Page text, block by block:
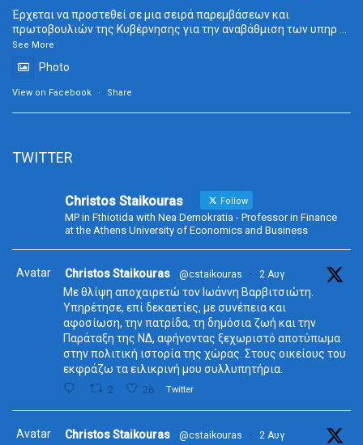
Έρχεται να προστεθεί σε μια σειρά παρεμβάσεων και
πρωτοβουλιών της Κυβέρνησης για την αναβάθμιση των υπηρ ...
See More
Photo
View on Facebook · Share
TWITTER
Christos Staikouras Follow
MP in Fthiotida with Nea Demokratia - Professor in Finance
at the Athens University of Economics and Business
Avatar Christos Staikouras @cstaikouras · 2 Αυγ
Με θλίψη αποχαιρετώ τον Ιωάννη Βαρβιτσιώτη.
Υπηρέτησε, επί δεκαετίες, με συνέπεια και
αφοσίωση, την πατρίδα, τη δημόσια ζωή και την
Παράταξη της ΝΔ, αφήνοντας ξεχωριστό αποτύπωμα
στην πολιτική ιστορία της χώρας. Στους οικείους του
εκφράζω τα ειλικρινή μου συλλυπητήρια.
2 26 Twitter
Avatar Christos Staikouras @cstaikouras · 2 Αυγ